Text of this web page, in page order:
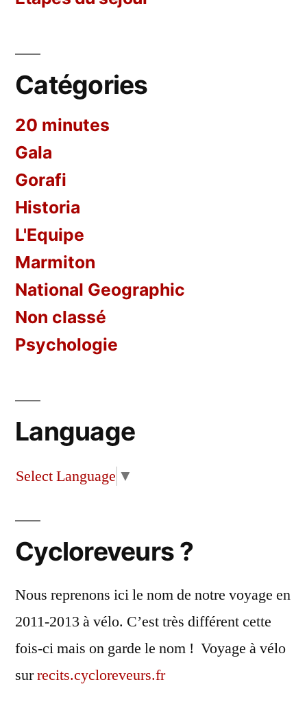
Catégories
20 minutes
Gala
Gorafi
Historia
L'Equipe
Marmiton
National Geographic
Non classé
Psychologie
Language
Select Language ▼
Cycloreveurs ?
Nous reprenons ici le nom de notre voyage en
2011-2013 à vélo. C’est très différent cette
fois-ci mais on garde le nom ! Voyage à vélo
surrecits.cycloreveurs.fr